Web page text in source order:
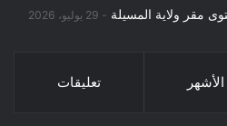
مقر ولاية المسيلة 29 يوليو، 2026
الأشهر تعليقات